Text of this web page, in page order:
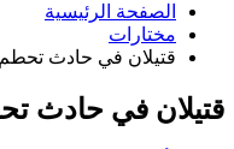
الصفحة الرئيسية
مختارات
قتيلان في حادث
قتيلان في حادث